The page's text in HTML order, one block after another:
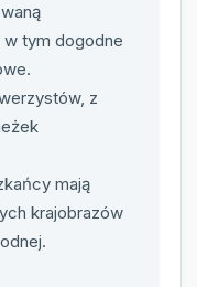
tym dogodne
z
mają
krajobrazów